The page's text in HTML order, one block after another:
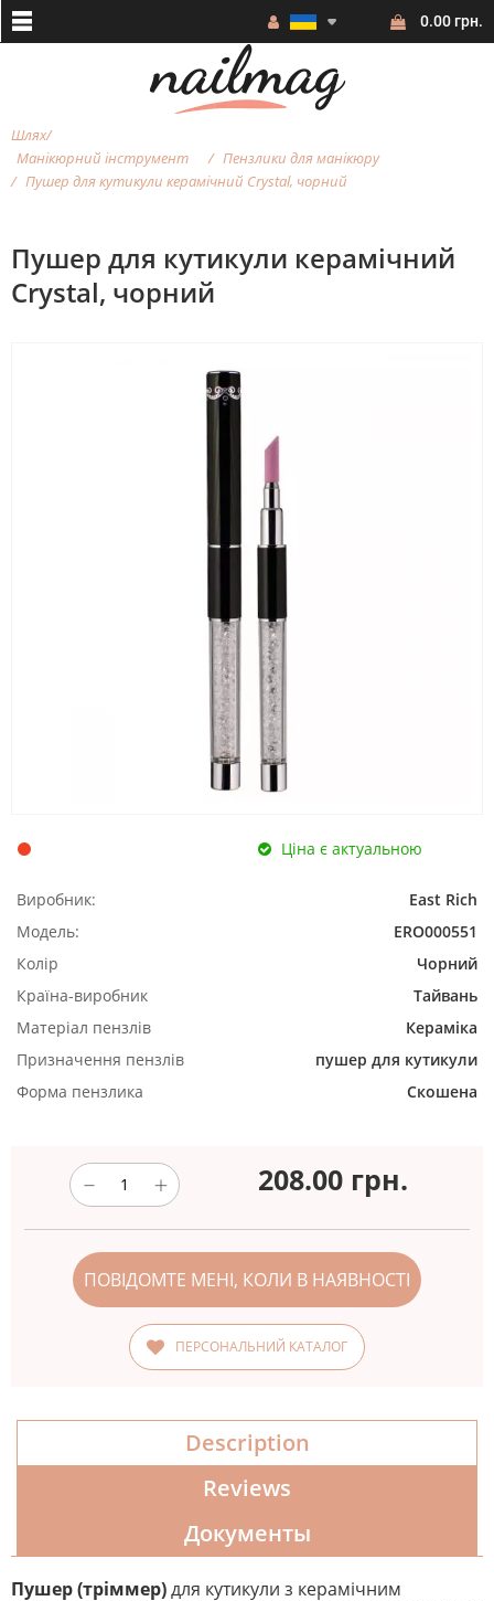
0.00 грн.
Шлях
Манікюрний інструмент
Пензлики для манікюру
Пушер для кутикули керамічний Crystal, чорний
Пушер для кутикули керамічний
Crystal, чорний
Ціна є актуальною
Виробник:
East Rich
Модель:
ERO000551
Колір
Чорний
Країна-виробник
Тайвань
Матеріал пензлів
Кераміка
Призначення пензлів
пушер для кутикули
Форма пензлика
Скошена
208.00 грн.
ПОВІДОМТЕ МЕНІ, КОЛИ В НАЯВНОСТІ
ПЕРСОНАЛЬНИЙ КАТАЛОГ
Description
Reviews
Документы
Пушер (тріммер)для кутикули з керамічним